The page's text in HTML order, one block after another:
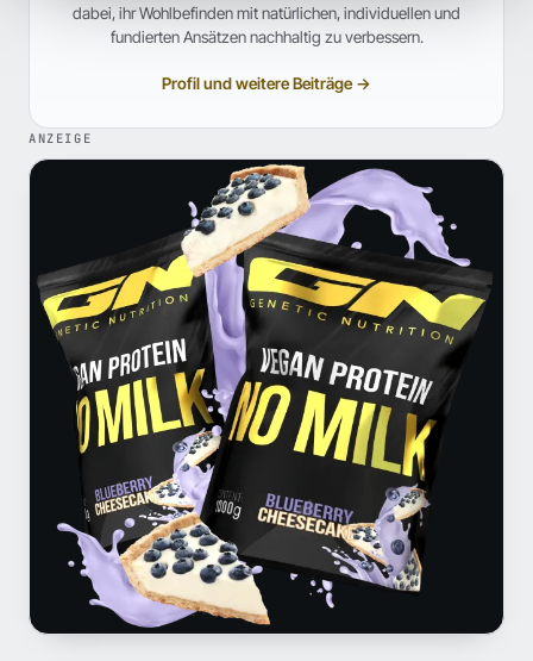
dabei, ihr Wohlbefinden mit natürlichen, individuellen und
fundierten Ansätzen nachhaltig zu verbessern.
Profil und weitere Beiträge →
ANZEIGE